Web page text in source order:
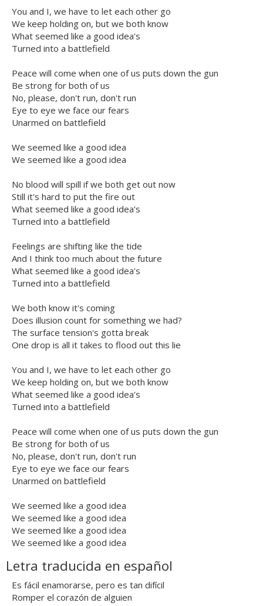
You and I, we have to let each other go
We keep holding on, but we both know
What seemed like a good idea's
Turned into a battlefield
Peace will come when one of us puts down the gun
Be strong for both of us
No, please, don't run, don't run
Eye to eye we face our fears
Unarmed on battlefield
We seemed like a good idea
We seemed like a good idea
No blood will spill if we both get out now
Still it's hard to put the fire out
What seemed like a good idea's
Turned into a battlefield
Feelings are shifting like the tide
And I think too much about the future
What seemed like a good idea's
Turned into a battlefield
We both know it's coming
Does illusion count for something we had?
The surface tension's gotta break
One drop is all it takes to flood out this lie
You and I, we have to let each other go
We keep holding on, but we both know
What seemed like a good idea's
Turned into a battlefield
Peace will come when one of us puts down the gun
Be strong for both of us
No, please, don't run, don't run
Eye to eye we face our fears
Unarmed on battlefield
We seemed like a good idea
We seemed like a good idea
We seemed like a good idea
We seemed like a good idea
Letra traducida en español
Es fácil enamorarse, pero es tan difícil
Romper el corazón de alguien